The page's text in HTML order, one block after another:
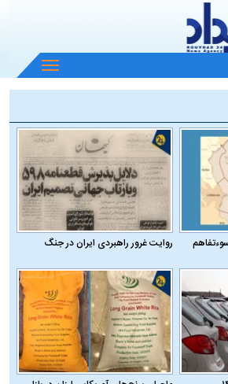
باز
و
منو
روایت غرور راهبردی ایران در جنگ